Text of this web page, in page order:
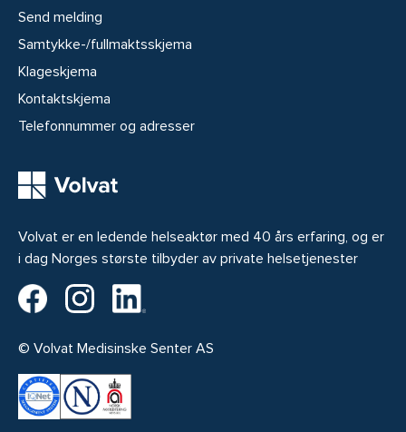
Volvat er en ledende helseaktør med 40 års erfaring, og er
i dag Norges største tilbyder av private helsetjenester
Volvat på Facebook
Volvat på Instagram
© Volvat Medisinske Senter AS
Send melding
Samtykke-/fullmaktsskjema
Klageskjema
Kontaktskjema
Telefonnummer og adresser